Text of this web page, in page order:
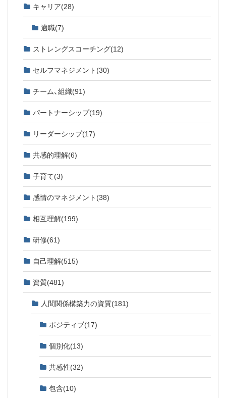
キャリア(28)
適職(7)
ストレングスコーチング(12)
セルフマネジメント (30)
チーム、組織(91)
パートナーシップ(19)
リーダーシップ(17)
共感的理解(6)
子育て(3)
感情のマネジメント (38)
相互理解(199)
研修(61)
自己理解(515)
資質(481)
人間関係構築力の資質(181)
ポジティブ(17)
個別化(13)
共感性(32)
包含(10)